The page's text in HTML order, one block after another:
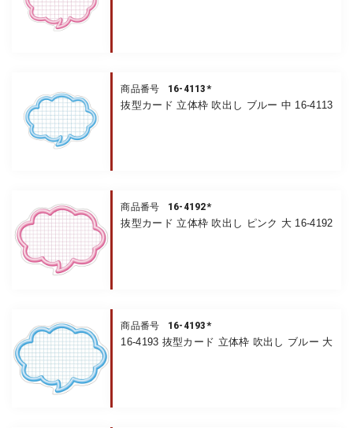
商品番号 16-4113*
抜型カード 立体枠 吹出し ブルー 中 16-4113
商品番号 16-4192*
抜型カード 立体枠 吹出し ピンク 大 16-4192
商品番号 16-4193*
16-4193 抜型カード 立体枠 吹出し ブルー 大